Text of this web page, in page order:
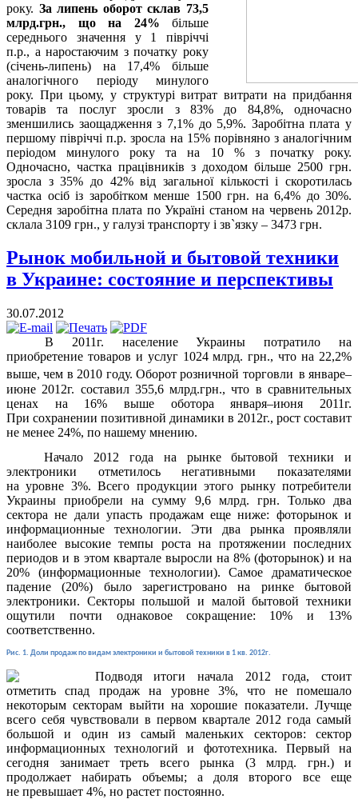
року. За липень оборот склав 73,5
млрд.грн., що на 24% більше
середнього значення у 1 півріччі
п.р., а наростаючим з початку року
(січень-липень) на 17,4% більше
аналогічного періоду минулого
року. При цьому, у структурі витрат витрати на придбання
товарів та послуг зросли з 83% до 84,8%, одночасно
зменшились заощадження з 7,1% до 5,9%. Заробітна плата у
першому півріччі п.р. зросла на 15% порівняно з аналогічним
періодом минулого року та на 10 % з початку року.
Одночасно, частка працівників з доходом більше 2500 грн.
зросла з 35% до 42% від загальної кількості і скоротилась
частка осіб із заробітком менше 1500 грн. на 6,4% до 30%.
Середня заробітна плата по Україні станом на червень 2012р.
склала 3109 грн., у галузі транспорту і зв`язку – 3473 грн.
Рынок мобильной и бытовой техники
в Украине: состояние и перспективы
30.07.2012
В 2011г. население Украины потратило на
приобретение товаров и услуг 1024 млрд. грн., что на 22,2%
выше, чем в 2010 году. Оборот розничной торговли в январе–
июне 2012г. составил 355,6 млрд.грн., что в сравнительных
ценах на 16% выше оботора января–июня 2011г.
При сохранении позитивной динамики в 2012г., рост составит
не менее 24%, по нашему мнению.
Начало 2012 года на рынке бытовой техники и
электроники отметилось негативными показателями
на уровне 3%. Всего продукции этого рынку потребители
Украины приобрели на сумму 9,6 млрд. грн. Только два
сектора не дали упасть продажам еще ниже: фоторынок и
информационные технологии. Эти два рынка проявляли
наиболее высокие темпы роста на протяжении последних
периодов и в этом квартале выросли на 8% (фоторынок) и на
20% (информационные технологии). Самое драматическое
падение (20%) было зарегистровано на ринке бытовой
электроники. Секторы польшой и малой бытовой техники
ощутили почти однаковое сокращение: 10% и 13%
соответственно.
Рис. 1. Доли продаж по видам электроники и бытовой техники в 1 кв. 2012г.
Подводя итоги начала 2012 года, стоит
отметить спад продаж на уровне 3%, что не помешало
некоторым секторам выйти на хорошие показатели. Лучще
всего себя чувствовали в первом квартале 2012 года самый
большой и один из самый маленьких секторов: сектор
информационных технологий и фототехника. Первый на
сегодня занимает треть всего рынка (3 млрд. грн.) и
продолжает набирать объемы; а доля второго все еще
не превышает 4%, но растет постоянно.